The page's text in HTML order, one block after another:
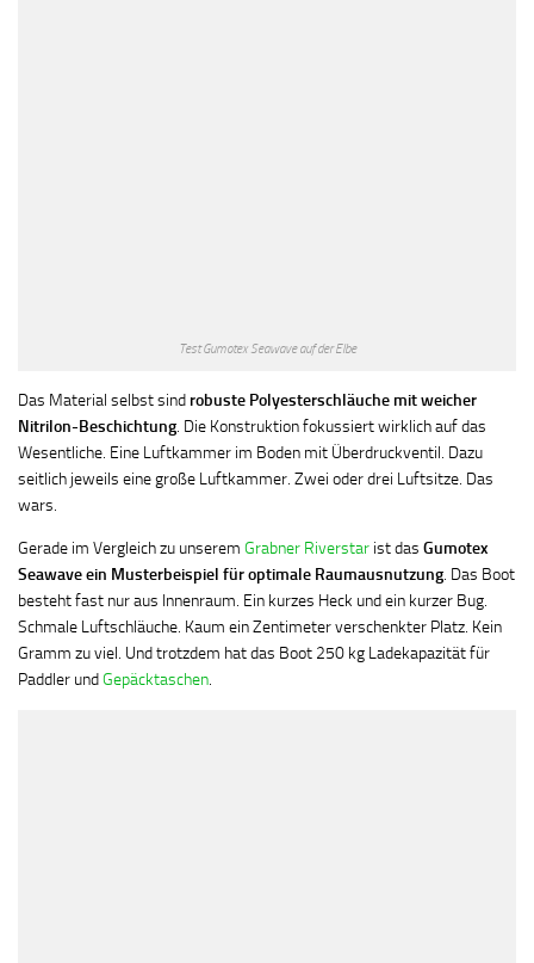
Test Gumotex Seawave auf der Elbe
Das Material selbst sind robuste Polyesterschläuche mit weicher
Nitrilon-Beschichtung. Die Konstruktion fokussiert wirklich auf das
Wesentliche. Eine Luftkammer im Boden mit Überdruckventil. Dazu
seitlich jeweils eine große Luftkammer. Zwei oder drei Luftsitze. Das
wars.
Gerade im Vergleich zu unserem Grabner Riverstar ist das Gumotex
Seawave ein Musterbeispiel für optimale Raumausnutzung. Das Boot
besteht fast nur aus Innenraum. Ein kurzes Heck und ein kurzer Bug.
Schmale Luftschläuche. Kaum ein Zentimeter verschenkter Platz. Kein
Gramm zu viel. Und trotzdem hat das Boot 250 kg Ladekapazität für
Paddler undGepäcktaschen.